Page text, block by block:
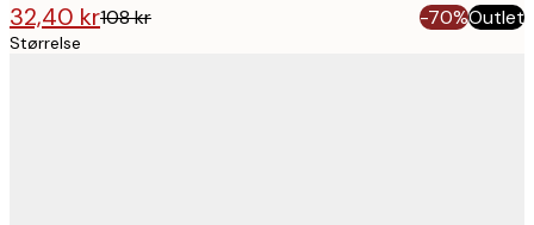
32,40 kr108 kr -70%Outlet
Størrelse